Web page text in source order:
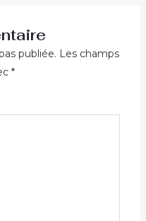
publiée. Les champs
*